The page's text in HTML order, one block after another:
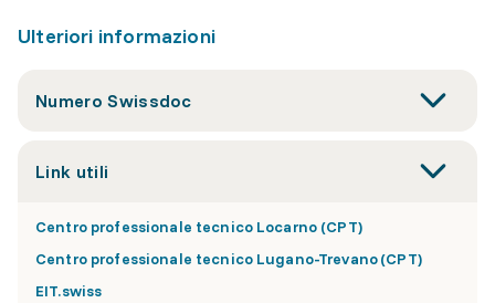
Ulteriori informazioni
Numero Swissdoc
Link utili
Centro professionale tecnico Locarno (CPT)
Centro professionale tecnico Lugano-Trevano (CPT)
EIT.swiss